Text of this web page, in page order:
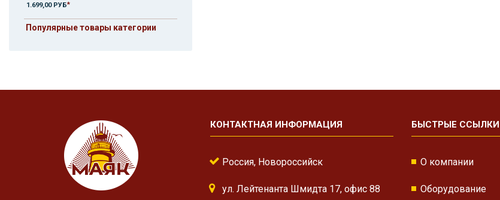
1.699,00 РУБ*
Популярные товары категории
КОНТАКТНАЯ ИНФОРМАЦИЯ
Россия, Новороссийск
ул. Лейтенанта Шмидта 17, офис 88
БЫСТРЫЕ ССЫЛКИ
О компании
Оборудование